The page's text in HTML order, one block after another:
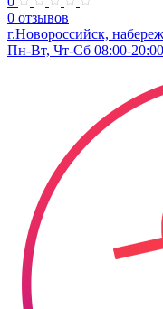
0 отзывов
г.Новороссийск,
Пн-Вт, Чт-Сб 08:00-